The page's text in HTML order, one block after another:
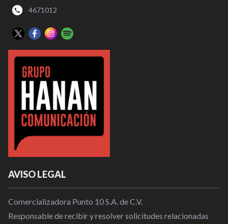
4671012
AVISO LEGAL
Comercializadora Punto 10 S.A. de C.V.
Responsable de recibir y resolver solicitudes relacionadas